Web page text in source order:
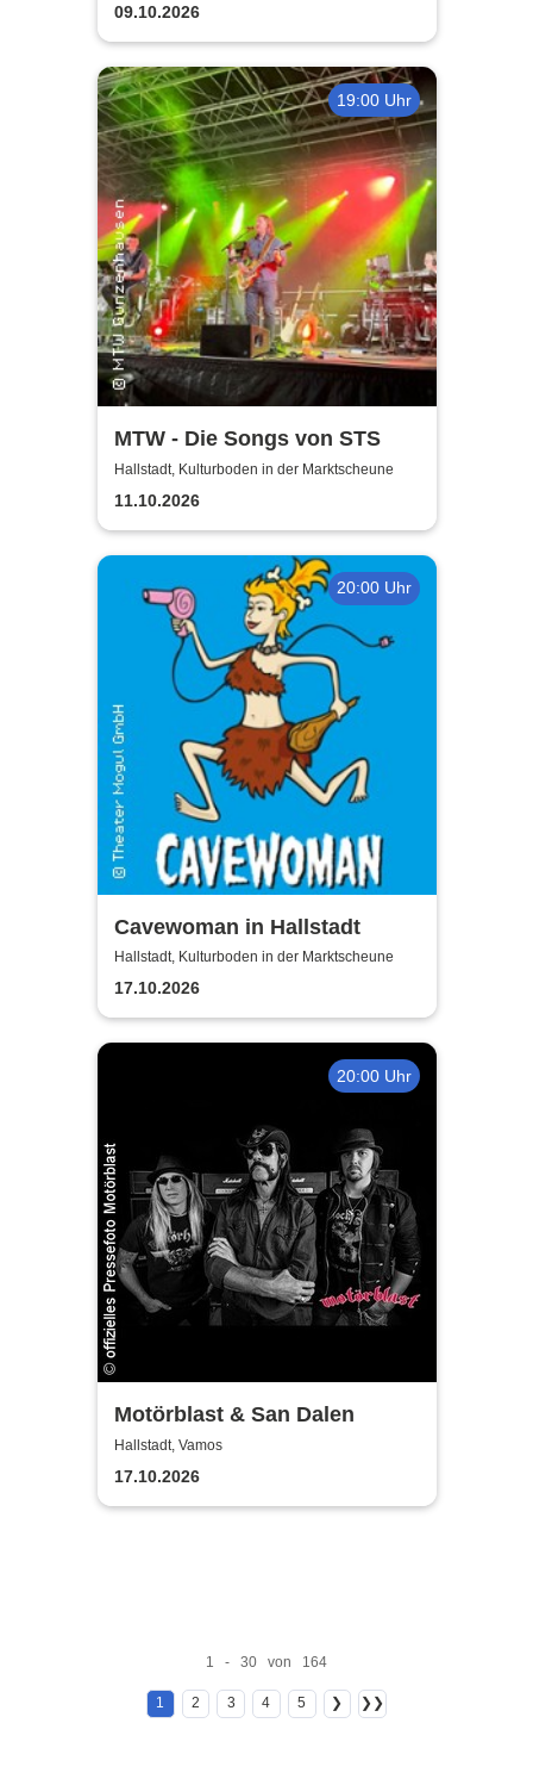
09.10.2026
19:00 Uhr
MTW - Die Songs von STS
Hallstadt, Kulturboden in der Marktscheune
11.10.2026
20:00 Uhr
Cavewoman in Hallstadt
Hallstadt, Kulturboden in der Marktscheune
17.10.2026
20:00 Uhr
Motörblast & San Dalen
Hallstadt, Vamos
17.10.2026
1 - 30 von 164
1 2 3 4 5 ❯ ❯❯